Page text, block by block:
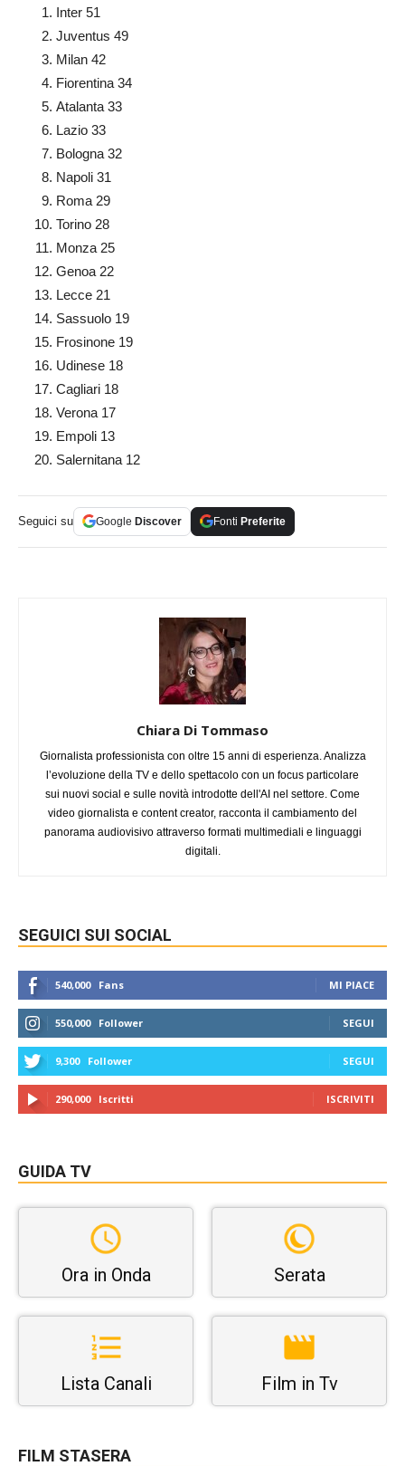
Inter 51
Juventus 49
Milan 42
Fiorentina 34
Atalanta 33
Lazio 33
Bologna 32
Napoli 31
Roma 29
Torino 28
Monza 25
Genoa 22
Lecce 21
Sassuolo 19
Frosinone 19
Udinese 18
Cagliari 18
Verona 17
Empoli 13
Salernitana 12
Seguici su Google Discover Fonti Preferite
Chiara Di Tommaso
Giornalista professionista con oltre 15 anni di esperienza. Analizza
l’evoluzione della TV e dello spettacolo con un focus particolare
sui nuovi social e sulle novità introdotte dell'AI nel settore. Come
video giornalista e content creator, racconta il cambiamento del
panorama audiovisivo attraverso formati multimediali e linguaggi
digitali.
SEGUICI SUI SOCIAL
540,000 Fans MI PIACE
550,000 Follower SEGUI
9,300 Follower SEGUI
290,000 Iscritti ISCRIVITI
GUIDA TV
Ora in Onda Serata
Lista Canali Film in Tv
FILM STASERA